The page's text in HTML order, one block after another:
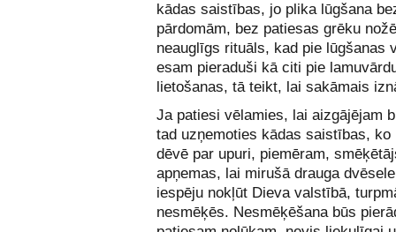
kādas saistības, jo plika lūgšana
pārdomām, bez patiesas grēku
neauglīgs rituāls, kad pie lūgšanas
esam pieraduši kā citi pie
lietošanas, tā teikt, lai sakāmais
Ja patiesi vēlamies, lai aizgājējam
tad uzņemoties kādas saistības,
dēvē par upuri, piemēram,
apņemas, lai mirušā drauga
iespēju nokļūt Dieva valstībā,
nesmēķēs. Nesmēķēšana būs